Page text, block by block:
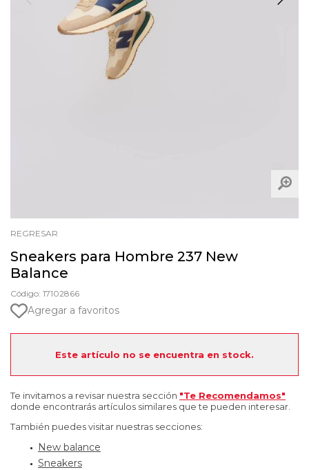
REGRESAR
Sneakers para Hombre 237 New
Balance
Código: 17102866
Agregar a favoritos
Este artículo no se encuentra en stock.
Te invitamos a revisar nuestra sección "Te Recomendamos"
donde encontrarás artículos similares que te pueden interesar.
También puedes visitar nuestras secciones:
New balance
Sneakers